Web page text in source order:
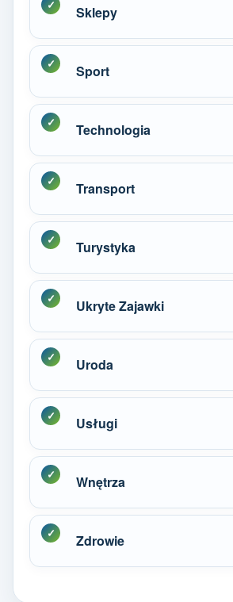
Sklepy
Sport
Technologia
Transport
Turystyka
Ukryte Zajawki
Uroda
Usługi
Wnętrza
Zdrowie